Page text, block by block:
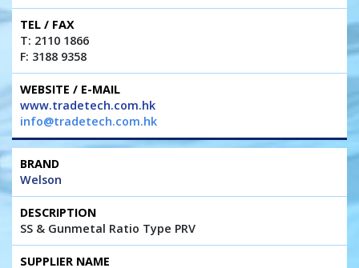
T: 2110 1866
F: 3188 9358
www.tradetech.com.hk
info@tradetech.com.hk
Welson
SS & Gunmetal Ratio Type PRV